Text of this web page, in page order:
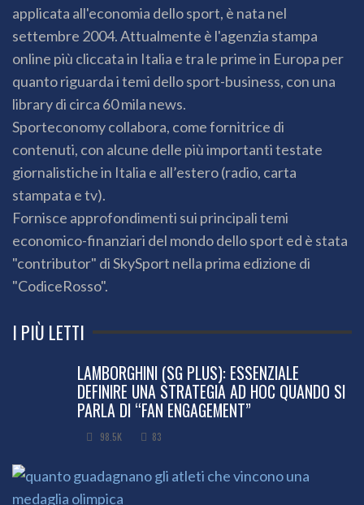
applicata all'economia dello sport, è nata nel
settembre 2004. Attualmente è l'agenzia stampa
online più cliccata in Italia e tra le prime in Europa per
quanto riguarda i temi dello sport-business, con una
library di circa 60 mila news.
Sporteconomy collabora, come fornitrice di
contenuti, con alcune delle più importanti testate
giornalistiche in Italia e all’estero (radio, carta
stampata e tv).
Fornisce approfondimenti sui principali temi
economico-finanziari del mondo dello sport ed è stata
"contributor" di SkySport nella prima edizione di
"CodiceRosso".
I PIÙ LETTI
LAMBORGHINI (SG PLUS): ESSENZIALE
DEFINIRE UNA STRATEGIA AD HOC QUANDO SI
PARLA DI “FAN ENGAGEMENT”
98.5K 83